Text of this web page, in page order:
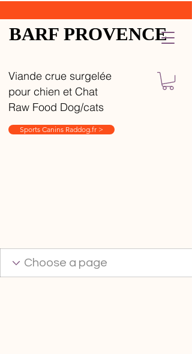
BARF PROVENCE
Viande crue surgelée
pour chien et Chat
Raw Food Dog/cats
Sports Canins Raddog.fr >